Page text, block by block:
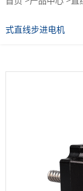
式直线步进电机